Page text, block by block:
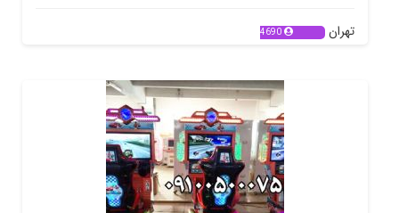
تهران 4690